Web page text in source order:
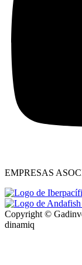
EMPRESAS
Copyright ©
dinamiq